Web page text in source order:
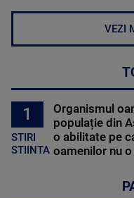
VEZI
1
STIRI
STIINTA
Organismul
populație din
o abilitate pe
oamenilor nu o